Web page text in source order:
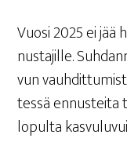
Vuo­si 2025 ei
nus­ta­jil­le.
vun
tes­sä ennus­tei­ta
lopul­ta